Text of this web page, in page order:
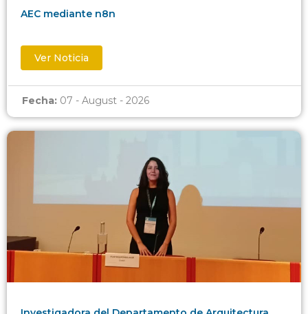
AEC mediante n8n
Ver Noticia
Fecha: 07 - August - 2026